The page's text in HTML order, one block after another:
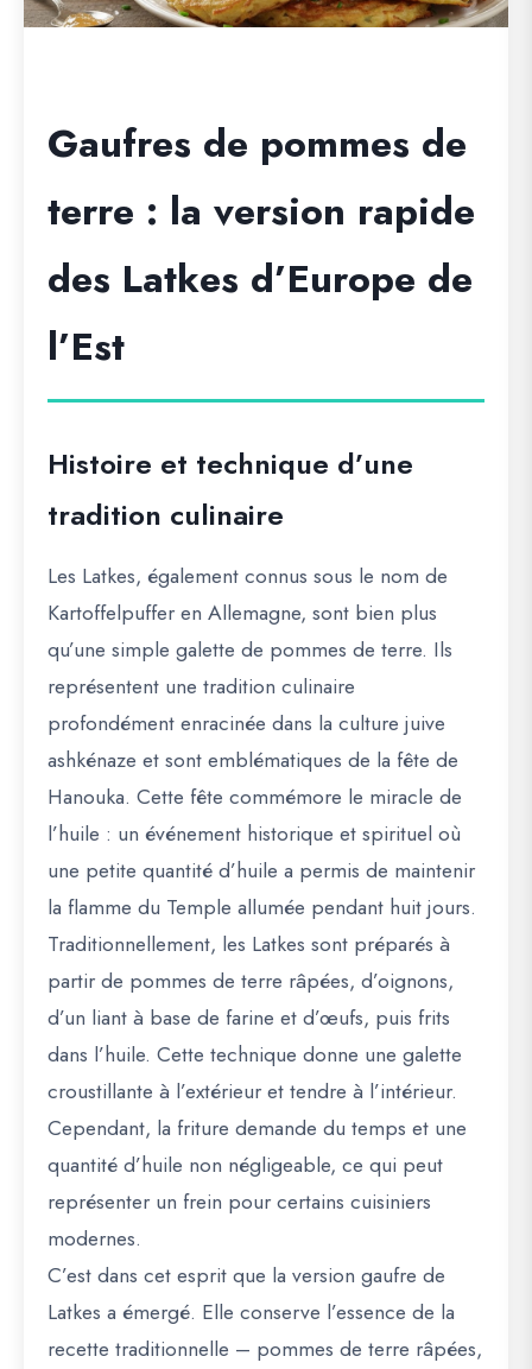
Gaufres de pommes de
terre : la version rapide
des Latkes d’Europe de
l’Est
Histoire et technique d’une
tradition culinaire
Les Latkes, également connus sous le nom de
Kartoffelpufferen Allemagne, sont bien plus
qu’une simple galette de pommes de terre. Ils
représentent une tradition culinaire
profondément enracinée dans la culture juive
ashkénaze et sont emblématiques de la fête de
Hanouka. Cette fête commémore le miracle de
l’huile : un événement historique et spirituel où
une petite quantité d’huile a permis de maintenir
la flamme du Temple allumée pendant huit jours.
Traditionnellement, les Latkes sont préparés à
partir de pommes de terre râpées, d’oignons,
d’un liant à base de farine et d’œufs, puis frits
dans l’huile. Cette technique donne une galette
croustillante à l’extérieur et tendre à l’intérieur.
Cependant, la friture demande du temps et une
quantité d’huile non négligeable, ce qui peut
représenter un frein pour certains cuisiniers
modernes.
C’est dans cet esprit que la version gaufre de
Latkes a émergé. Elle conserve l’essence de la
recette traditionnelle – pommes de terre râpées,